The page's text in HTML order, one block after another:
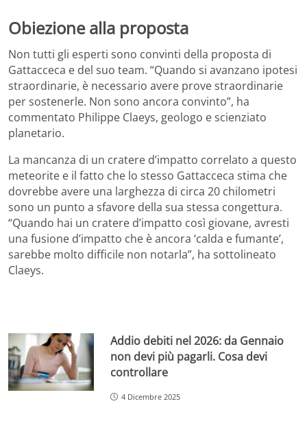
Obiezione alla proposta
Non tutti gli esperti sono convinti della proposta di
Gattacceca e del suo team. “Quando si avanzano ipotesi
straordinarie, è necessario avere prove straordinarie
per sostenerle. Non sono ancora convinto”, ha
commentato Philippe Claeys, geologo e scienziato
planetario.
La mancanza di un cratere d’impatto correlato a questo
meteorite e il fatto che lo stesso Gattacceca stima che
dovrebbe avere una larghezza di circa 20 chilometri
sono un punto a sfavore della sua stessa congettura.
“Quando hai un cratere d’impatto così giovane, avresti
una fusione d’impatto che è ancora ‘calda e fumante’,
sarebbe molto difficile non notarla”, ha sottolineato
Claeys.
Addio debiti nel 2026: da Gennaio
non devi più pagarli. Cosa devi
controllare
4 Dicembre 2025